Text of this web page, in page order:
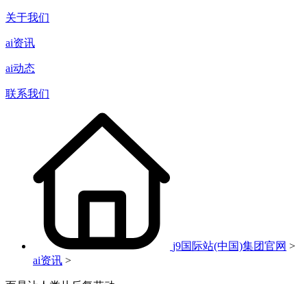
关于我们
ai资讯
ai动态
联系我们
j9国际站(中国)集团官网 >
ai资讯 >